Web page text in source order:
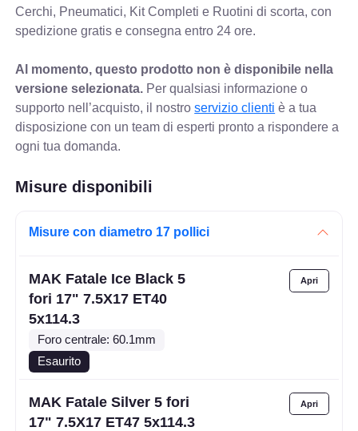
Cerchi, Pneumatici, Kit Completi e Ruotini di scorta, con
spedizione gratis e consegna entro 24 ore.
Al momento, questo prodotto non è disponibile nella
versione selezionata. Per qualsiasi informazione o
supporto nell’acquisto, il nostroservizio clienti è a tua
disposizione con un team di esperti pronto a rispondere a
ogni tua domanda.
Misure disponibili
Misure con diametro 17 pollici
MAK Fatale Ice Black 5
fori 17" 7.5X17 ET40
5x114.3
Foro centrale: 60.1mm
Esaurito
MAK Fatale Silver 5 fori
17" 7.5X17 ET47 5x114.3